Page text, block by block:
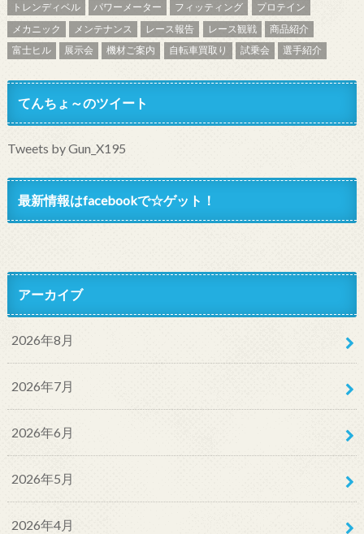
トレンディベル
パワーメーター フィッティング
プロテイン
メカニック
メンテナンス レース報告 レース観戦
商品紹介
富士ヒル
展示会 機材ご案内 自転車買取り 試乗会 選手紹介
てんちょ～のツイート
Tweets by Gun_X195
最新情報はfacebookで☆ゲット！
アーカイブ
2026年8月
2026年7月
2026年6月
2026年5月
2026年4月